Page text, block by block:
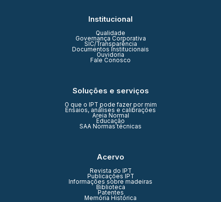
Institucional
Qualidade
Governança Corporativa
SIC/Transparência
Documentos Institucionais
Ouvidoria
Fale Conosco
Soluções e serviços
O que o IPT pode fazer por mim
Ensaios, análises e calibrações
Areia Normal
Educação
SAA Normas técnicas
Acervo
Revista do IPT
Publicações IPT
Informações sobre madeiras
Biblioteca
Patentes
Memória Histórica